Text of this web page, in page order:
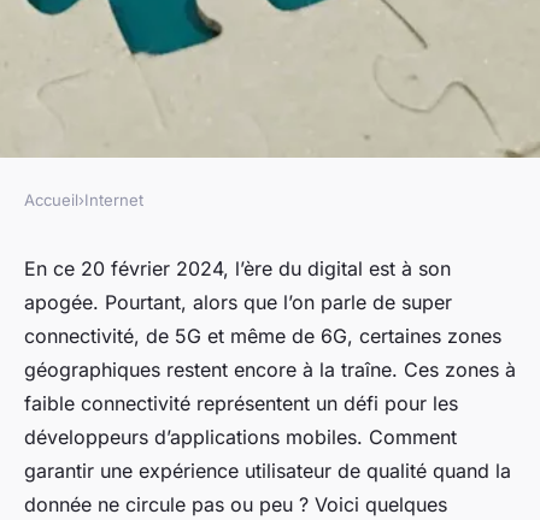
Quelles stratégies pour
optimiser l'expérience
utilisateur sur des applications
mobiles en zones à faible
connectivité ?
Accueil›Internet
En ce 20 février 2024, l’ère du digital est à son
apogée. Pourtant, alors que l’on parle de super
connectivité, de 5G et même de 6G, certaines zones
géographiques restent encore à la traîne. Ces zones à
faible connectivité représentent un défi pour les
développeurs d’applications mobiles. Comment
garantir une expérience utilisateur de qualité quand la
donnée ne circule pas ou peu ? Voici quelques